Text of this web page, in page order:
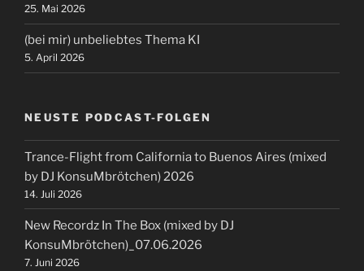
25. Mai 2026
(bei mir) unbeliebtes Thema KI
5. April 2026
NEUSTE PODCAST-FOLGEN
Trance-Flight from California to Buenos Aires (mixed
by DJ KonsuMbrötchen) 2026
14. Juli 2026
New Recordz In The Box (mixed by DJ
KonsuMbrötchen)_07.06.2026
7. Juni 2026